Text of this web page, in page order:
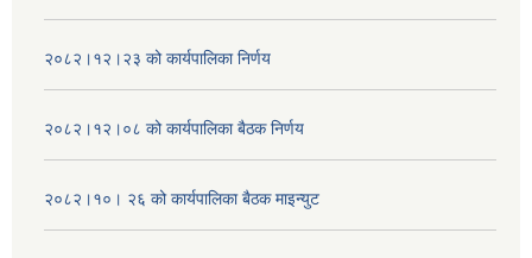
२०८२।१२।२३ को कार्यपालिका निर्णय
२०८२।१२।०८ को कार्यपालिका बैठक निर्णय
२०८२।१०। २६ को कार्यपालिका बैठक माइन्युट